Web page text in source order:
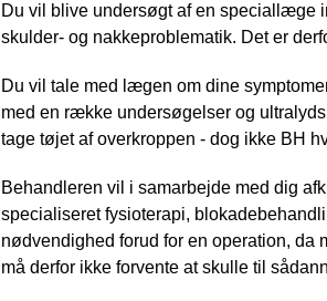
Du vil blive undersøgt af en speciallæge
skulder- og nakkeproblematik. Det er
Du vil tale med lægen om dine
med en række undersøgelser og
tage tøjet af overkroppen - dog ikke BH
Behandleren vil i samarbejde med dig
specialiseret fysioterapi,
nødvendighed forud for en operation, da
må derfor ikke forvente at skulle til